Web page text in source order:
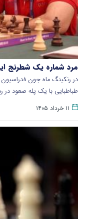
مرد شماره یک شطرنج
طباطبایی با یک پله صعود
۱۱ خرداد ۱۴۰۵